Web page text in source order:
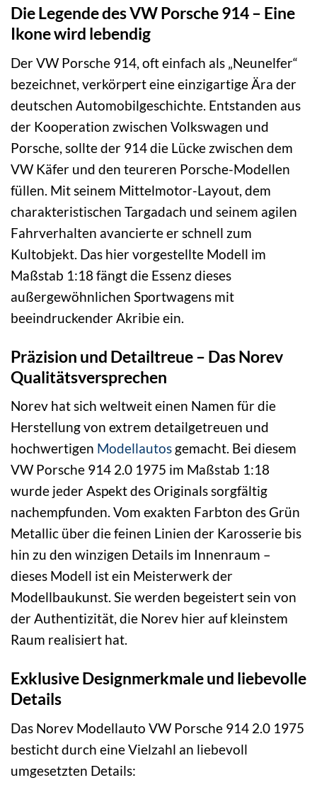
Die Legende des VW Porsche 914 – Eine
Ikone wird lebendig
Der VW Porsche 914, oft einfach als „Neunelfer“
bezeichnet, verkörpert eine einzigartige Ära der
deutschen Automobilgeschichte. Entstanden aus
der Kooperation zwischen Volkswagen und
Porsche, sollte der 914 die Lücke zwischen dem
VW Käfer und den teureren Porsche-Modellen
füllen. Mit seinem Mittelmotor-Layout, dem
charakteristischen Targadach und seinem agilen
Fahrverhalten avancierte er schnell zum
Kultobjekt. Das hier vorgestellte Modell im
Maßstab 1:18 fängt die Essenz dieses
außergewöhnlichen Sportwagens mit
beeindruckender Akribie ein.
Präzision und Detailtreue – Das Norev
Qualitätsversprechen
Norev hat sich weltweit einen Namen für die
Herstellung von extrem detailgetreuen und
hochwertigen Modellautos gemacht. Bei diesem
VW Porsche 914 2.0 1975 im Maßstab 1:18
wurde jeder Aspekt des Originals sorgfältig
nachempfunden. Vom exakten Farbton des Grün
Metallic über die feinen Linien der Karosserie bis
hin zu den winzigen Details im Innenraum –
dieses Modell ist ein Meisterwerk der
Modellbaukunst. Sie werden begeistert sein von
der Authentizität, die Norev hier auf kleinstem
Raum realisiert hat.
Exklusive Designmerkmale und liebevolle
Details
Das Norev Modellauto VW Porsche 914 2.0 1975
besticht durch eine Vielzahl an liebevoll
umgesetzten Details: